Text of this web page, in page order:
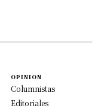
OPINION
Columnistas
Editoriales